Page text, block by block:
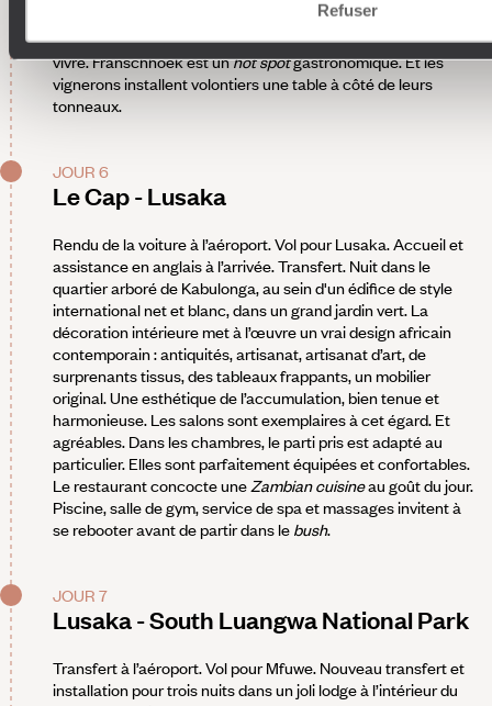
Refuser
poteaux blancs. Une passion, un temps au moins, ferment
d’unité. Cette région est gardienne d’un certain art de bien
vivre. Franschhoek est unhot spotgastronomique. Et les
vignerons installent volontiers une table à côté de leurs
tonneaux.
JOUR 6
Le Cap - Lusaka
Rendu de la voiture à l’aéroport. Vol pour Lusaka. Accueil et
assistance en anglais à l’arrivée. Transfert. Nuit dans le
quartier arboré de Kabulonga, au sein d'un édifice de style
international net et blanc, dans un grand jardin vert. La
décoration intérieure met à l’œuvre un vrai design africain
contemporain : antiquités, artisanat, artisanat d’art, de
surprenants tissus, des tableaux frappants, un mobilier
original. Une esthétique de l’accumulation, bien tenue et
harmonieuse. Les salons sont exemplaires à cet égard. Et
agréables. Dans les chambres, le parti pris est adapté au
particulier. Elles sont parfaitement équipées et confortables.
Le restaurant concocte une Zambian cuisineau goût du jour.
Piscine, salle de gym, service de spa et massages invitent à
se rebooter avant de partir dans le bush.
JOUR 7
Lusaka - South Luangwa National Park
Transfert à l’aéroport. Vol pour Mfuwe. Nouveau transfert et
installation pour trois nuits dans un joli lodge à l’intérieur du